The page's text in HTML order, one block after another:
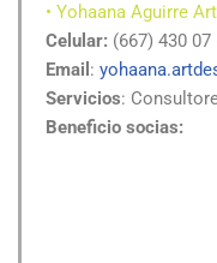
• Yohaana Aguirre
Celular: (667) 430 07
Email :
Servicios:
Beneficio socias: